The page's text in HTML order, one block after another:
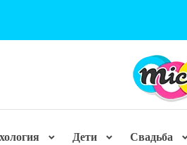
Дети Свадьба